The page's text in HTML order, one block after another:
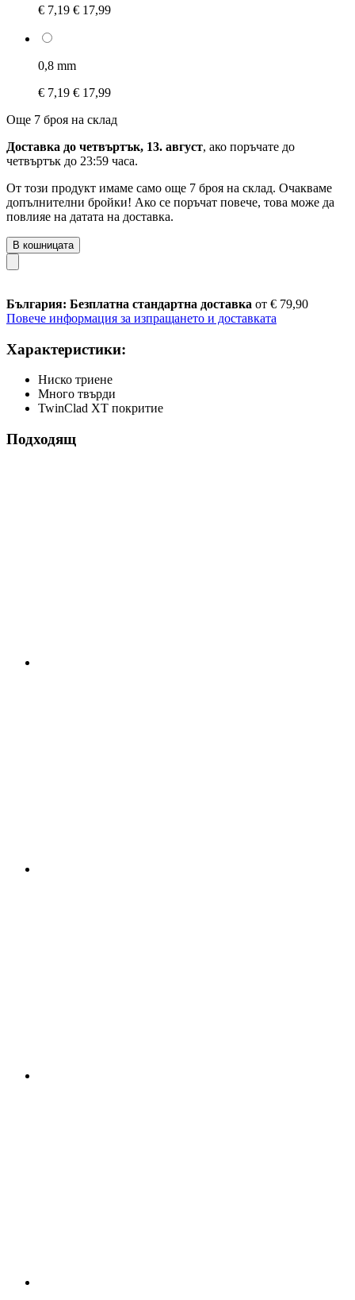
€ 7,19 € 17,99
0,8 mm
€ 7,19 € 17,99
Още 7 броя на склад
Доставка до четвъртък, 13. август, ако поръчате до
четвъртък до 23:59 часа.
От този продукт имаме само още 7 броя на склад. Очакваме
допълнителни бройки! Ако се поръчат повече, това може да
повлияе на датата на доставка.
В кошницата
България: Безплатна стандартна доставка от € 79,90
Повече информация за изпращането и доставката
Характеристики:
Ниско триене
Много твърди
TwinClad XT покритие
Подходящ